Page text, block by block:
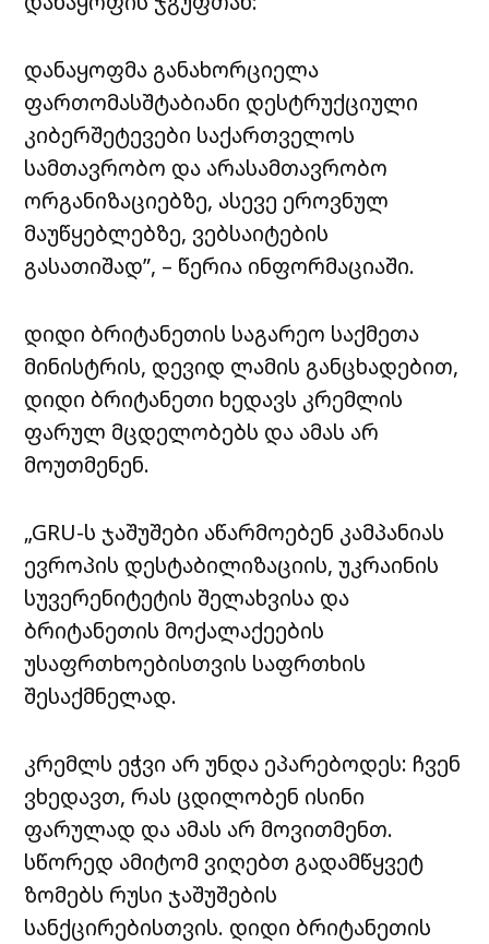
დანაყოფმა განახორციელა
ფართომასშტაბიანი დესტრუქციული
კიბერშეტევები საქართველოს
სამთავრობო და არასამთავრობო
ორგანიზაციებზე, ასევე ეროვნულ
მაუწყებლებზე, ვებსაიტების
გასათიშად”, – წერია ინფორმაციაში.
დიდი ბრიტანეთის საგარეო საქმეთა
მინისტრის, დევიდ ლამის განცხადებით,
დიდი ბრიტანეთი ხედავს კრემლის
ფარულ მცდელობებს და ამას არ
მოუთმენენ.
„GRU-ს ჯაშუშები აწარმოებენ კამპანიას
ევროპის დესტაბილიზაციის, უკრაინის
სუვერენიტეტის შელახვისა და
ბრიტანეთის მოქალაქეების
უსაფრთხოებისთვის საფრთხის
შესაქმნელად.
კრემლს ეჭვი არ უნდა ეპარებოდეს: ჩვენ
ვხედავთ, რას ცდილობენ ისინი
ფარულად და ამას არ მოვითმენთ.
სწორედ ამიტომ ვიღებთ გადამწყვეტ
ზომებს რუსი ჯაშუშების
სანქცირებისთვის. დიდი ბრიტანეთის